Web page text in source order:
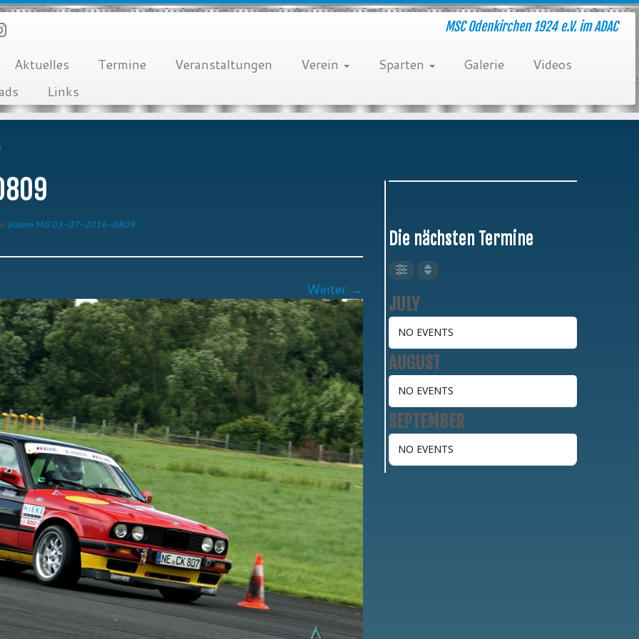
MSC Odenkirchen 1924 e.V. im ADAC
Aktuelles Termine Veranstaltungen Verein Sparten Galerie
Videos
Links
Slalom MG 03-07-2016-0809.
Weiter →
Die nächsten Termine
JULY
NO EVENTS
AUGUST
NO EVENTS
SEPTEMBER
NO EVENTS